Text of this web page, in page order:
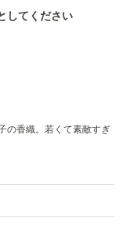
してください
の香織。若くて素敵すぎ